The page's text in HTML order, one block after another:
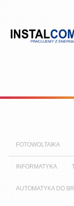
FOTOWOLTAIKA
INFORMATYKA
AUTOMATYKA DO